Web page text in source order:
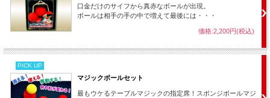
◆ 60mm サイズ
口金だけのサイフから真赤なボールが出現。
ボールは相手の手の中で増えて最後には・・・
価格:2,200円(税込)
PICK UP
マジックボールセット
最もウケるテーブルマジックの指定席！スポンジボールマジ